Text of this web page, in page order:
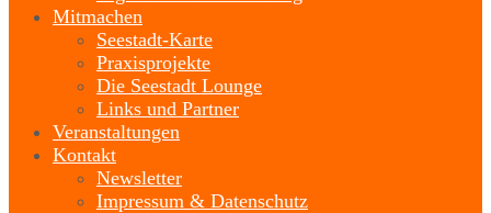
Mitmachen
Seestadt-Karte
Praxisprojekte
Die Seestadt Lounge
Links und Partner
Veranstaltungen
Kontakt
Newsletter
Impressum & Datenschutz